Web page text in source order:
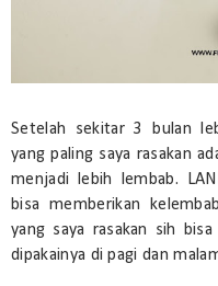
Setelah sekitar 3 bulan
yang paling saya rasakan
menjadi lebih lembab.
bisa memberikan
yang saya rasakan sih
dipakainya di pagi dan